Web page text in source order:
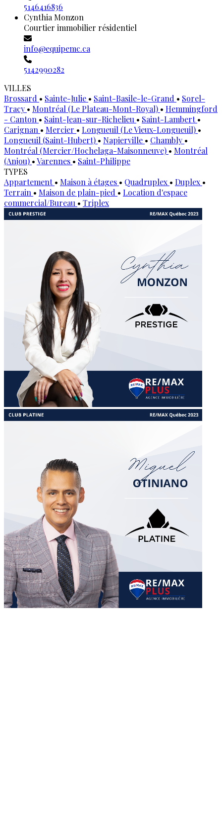
5146416836
Cynthia Monzon
Courtier immobilier résidentiel
info@equipemc.ca
5142990282
VILLES
Brossard • Sainte-Julie • Saint-Basile-le-Grand • Sorel-
Tracy • Montréal (Le Plateau-Mont-Royal) • Hemmingford
- Canton • Saint-Jean-sur-Richelieu • Saint-Lambert•
Carignan • Mercier • Longueuil (Le Vieux-Longueuil) •
Longueuil (Saint-Hubert) • Napierville • Chambly •
Montréal (Mercier/Hochelaga-Maisonneuve) • Montréal
(Anjou) •Varennes • Saint-Philippe
TYPES
Appartement• Maison à étages • Quadruplex • Duplex •
Terrain • Maison de plain-pied • Location d'espace
commercial/Bureau • Triplex